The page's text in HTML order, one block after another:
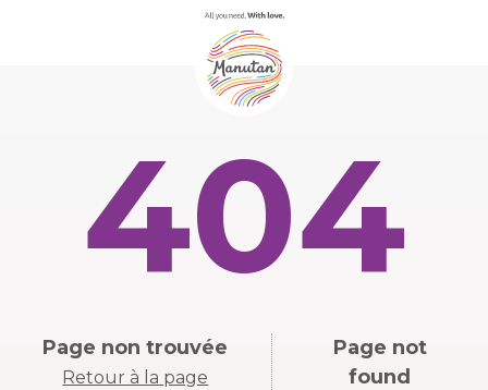
404
Page non trouvée
Retour à la page
Page not
found